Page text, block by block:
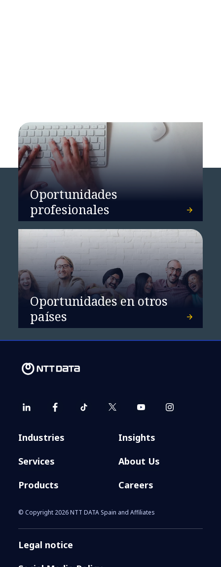
Sustainability Services
Oportunidades
profesionales
Oportunidades en otros
países
Industries
Services
Products
Insights
About Us
Careers
© Copyright 2026 NTT DATA Spain and Affiliates
Legal notice